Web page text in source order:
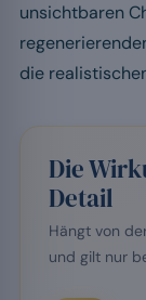
unsichtbaren
die
Die
Detail
Hängt von
und gilt nur